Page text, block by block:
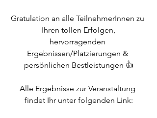
Gratulation an alle TeilnehmerInnen zu
Ihren tollen Erfolgen,
hervorragenden
Ergebnissen/Platzierungen &
persönlichen Bestleistungen 👍
Alle Ergebnisse zur Veranstaltung
findet Ihr unter folgenden Link: